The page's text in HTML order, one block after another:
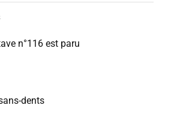
n°116 est paru
dents